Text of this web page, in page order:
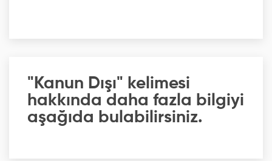
"Kanun Dışı" kelimesi
hakkında daha fazla bilgiyi
aşağıda bulabilirsiniz.